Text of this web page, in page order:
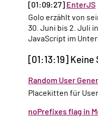
[01:09:27] EnterJS
Golo erzählt von seiner Konferenz EnterJS, die vom
30. Juni bis 2. Juli
JavaScript im
[01:13:19]
Random User
Placekitten für
noPrefixes flag in